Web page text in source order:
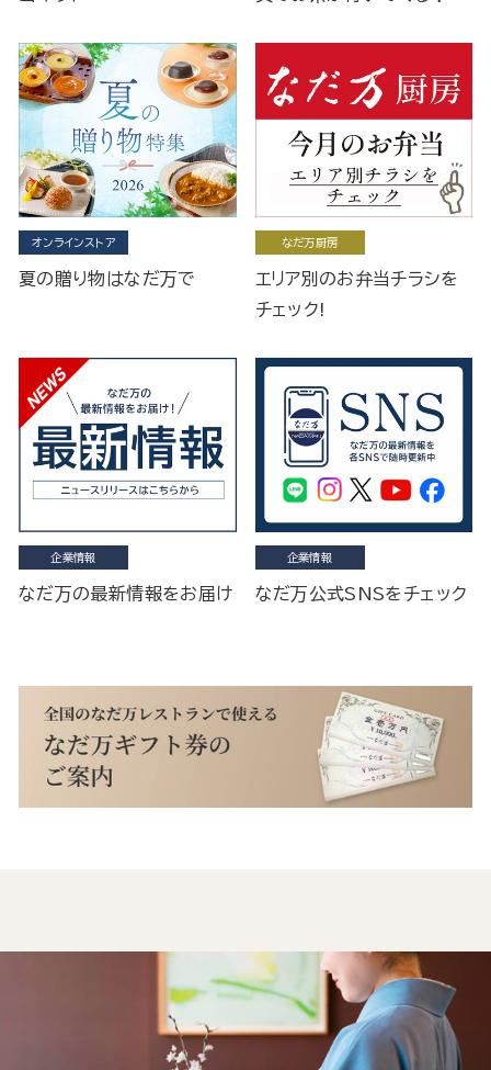
オンラインストア
夏の贈り物はなだ万で
なだ万厨房
エリア別のお弁当チラシを
チェック!
企業情報
なだ万の最新情報をお届け
企業情報
なだ万公式SNSをチェック